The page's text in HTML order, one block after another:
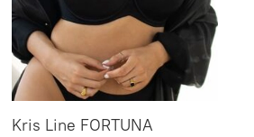
Kris Line FORTUNA